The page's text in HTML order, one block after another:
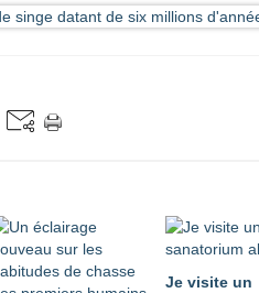
Je visite un